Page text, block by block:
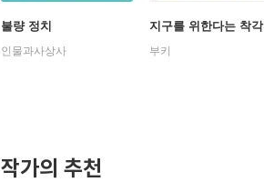
불량 정치
인물과사상사
지구를 위한다는 착각
부키
작가의 추천